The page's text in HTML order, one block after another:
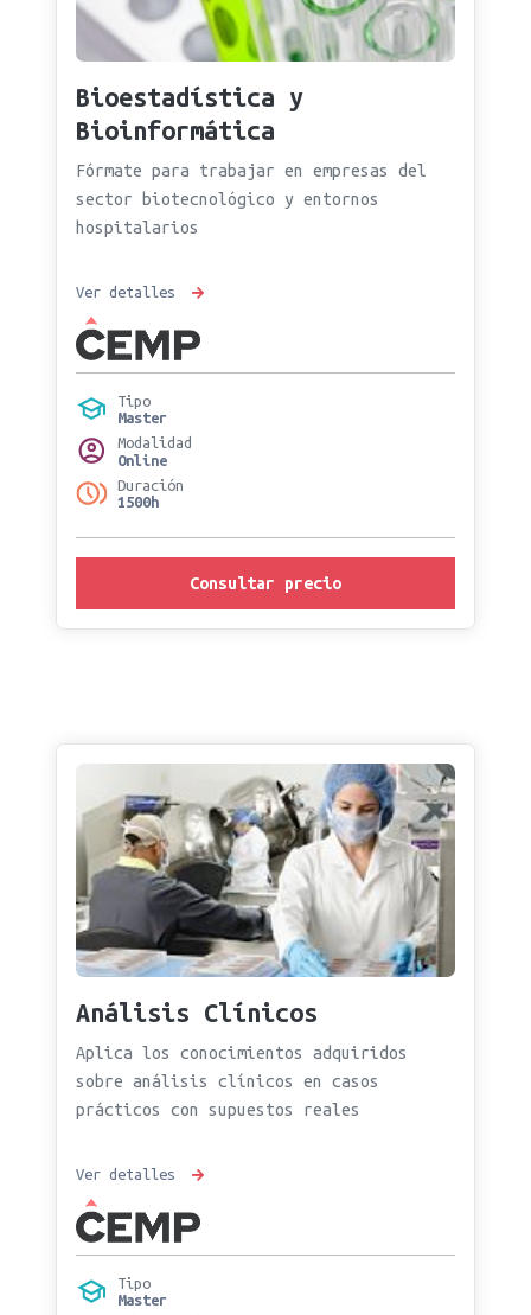
Bioestadística y
Bioinformática
Fórmate para trabajar en empresas del
sector biotecnológico y entornos
hospitalarios
Ver detalles
Tipo
Master
Modalidad
Online
Duración
1500h
Consultar precio
Análisis Clínicos
Aplica los conocimientos adquiridos
sobre análisis clínicos en casos
prácticos con supuestos reales
Ver detalles
Tipo
Master